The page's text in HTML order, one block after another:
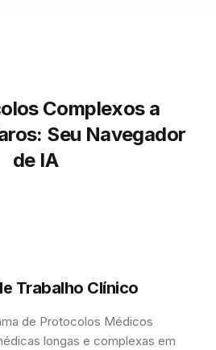
Complexos a
Seu Navegador
de IA
Trabalho Clínico
de Protocolos Médicos
longas e complexas em